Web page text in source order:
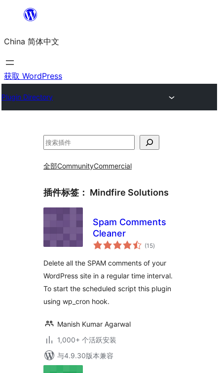
内
容
China 简体中文
获取 WordPress
Plugin Directory
搜
全部CommunityCommercial
插件标签： Mindfire Solutions
Spam Comments
Cleaner
(15总
评)
Delete all the SPAM comments of your
WordPress site in a regular time interval.
To start the scheduled script this plugin
using wp_cron hook.
Manish Kumar Agarwal
1,000+ 个活跃安装
与4.9.30版本兼容